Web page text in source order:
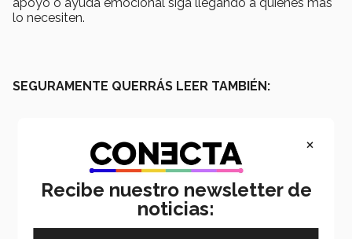
apoyo o ayuda emocional siga llegando a quienes más
lo necesiten.
SEGURAMENTE QUERRÁS LEER TAMBIÉN:
×
Recibe nuestro newsletter de
noticias: